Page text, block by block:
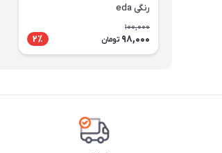
رنگی eda
100,000
98,000 تومان 2٪